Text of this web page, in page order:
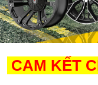
CAM KẾT